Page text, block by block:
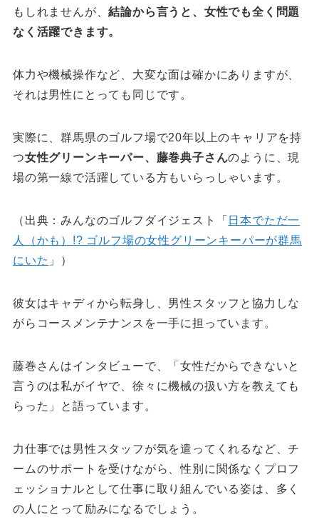
もしれませんが、結論から言うと、女性でも全く問題
なく活躍できます。
体力や機械操作など、大変な面は確かにありますが、
それは男性にとっても同じです。
実際に、群馬県のゴルフ場で20年以上のキャリアを持
つ女性グリーンキーパー、藤巻典子さんのように、現
場の第一線で活躍している方もいらっしゃいます。
（出典：みんなのゴルフダイジェスト「 日本でただ一
人（かも）!? ゴルフ場の女性グリーンキーパーが群馬
にいた 」）
彼女はキャディから転身し、男性スタッフと協力しな
がらコースメンテナンスを一手に担っています。
藤巻さんはインタビューで、「女性だからできないと
言うのは私がイヤで、徐々に機械の扱い方を教えても
らった」と語っています。
力仕事では男性スタッフが気を遣ってくれるなど、チ
ームのサポートを受けながら、性別に関係なくプロフ
ェッショナルとして仕事に取り組んでいる姿は、多く
の人にとって励みになるでしょう。